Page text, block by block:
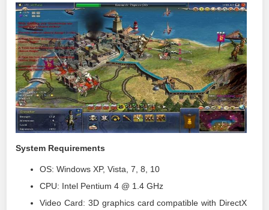
System Requirements
OS: Windows XP, Vista, 7, 8, 10
CPU: Intel Pentium 4 @ 1.4 GHz
Video Card: 3D graphics card compatible with DirectX